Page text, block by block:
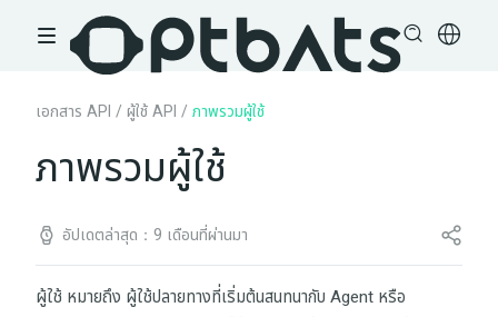
เอกสาร API / ผู้ใช้ API / ภาพรวมผู้ใช้
ภาพรวมผู้ใช้
อัปเดตล่าสุด：9 เดือนที่ผ่านมา
ผู้ใช้ หมายถึง ผู้ใช้ปลายทางที่เริ่มต้นสนทนากับ Agent หรือ